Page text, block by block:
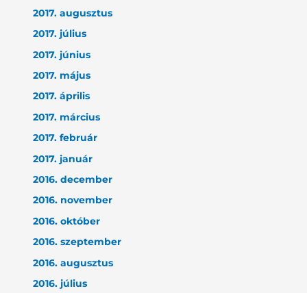
2017. augusztus
2017. július
2017. június
2017. május
2017. április
2017. március
2017. február
2017. január
2016. december
2016. november
2016. október
2016. szeptember
2016. augusztus
2016. július